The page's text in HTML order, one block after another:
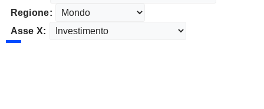
Regione:
Asse X: